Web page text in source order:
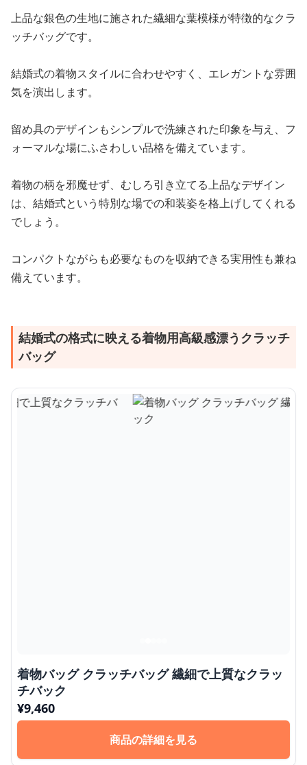
上品な銀色の生地に施された繊細な葉模様が特徴的なクラ
ッチバッグです。
結婚式の着物スタイルに合わせやすく、エレガントな雰囲
気を演出します。
留め具のデザインもシンプルで洗練された印象を与え、フ
ォーマルな場にふさわしい品格を備えています。
着物の柄を邪魔せず、むしろ引き立てる上品なデザイン
は、結婚式という特別な場での和装姿を格上げしてくれる
でしょう。
コンパクトながらも必要なものを収納できる実用性も兼ね
備えています。
結婚式の格式に映える着物用高級感漂うクラッチ
バッグ
着物バッグ クラッチバッグ 繊細で上質なクラッ
チバック
¥9,460
商品の詳細を見る